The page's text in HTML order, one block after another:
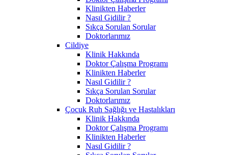
Klinikten Haberler
Nasıl Gidilir ?
Sıkça Sorulan Sorular
Doktorlarımız
Cildiye
Klinik Hakkında
Doktor Çalışma Programı
Klinikten Haberler
Nasıl Gidilir ?
Sıkça Sorulan Sorular
Doktorlarımız
Çocuk Ruh Sağlığı ve Hastalıkları
Klinik Hakkında
Doktor Çalışma Programı
Klinikten Haberler
Nasıl Gidilir ?